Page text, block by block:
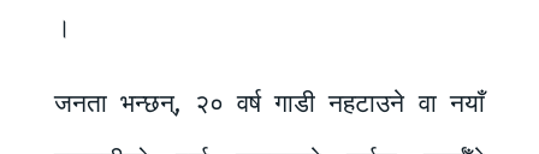
।
जनता भन्छन्, २० वर्ष गाडी नहटाउने वा नयाँ